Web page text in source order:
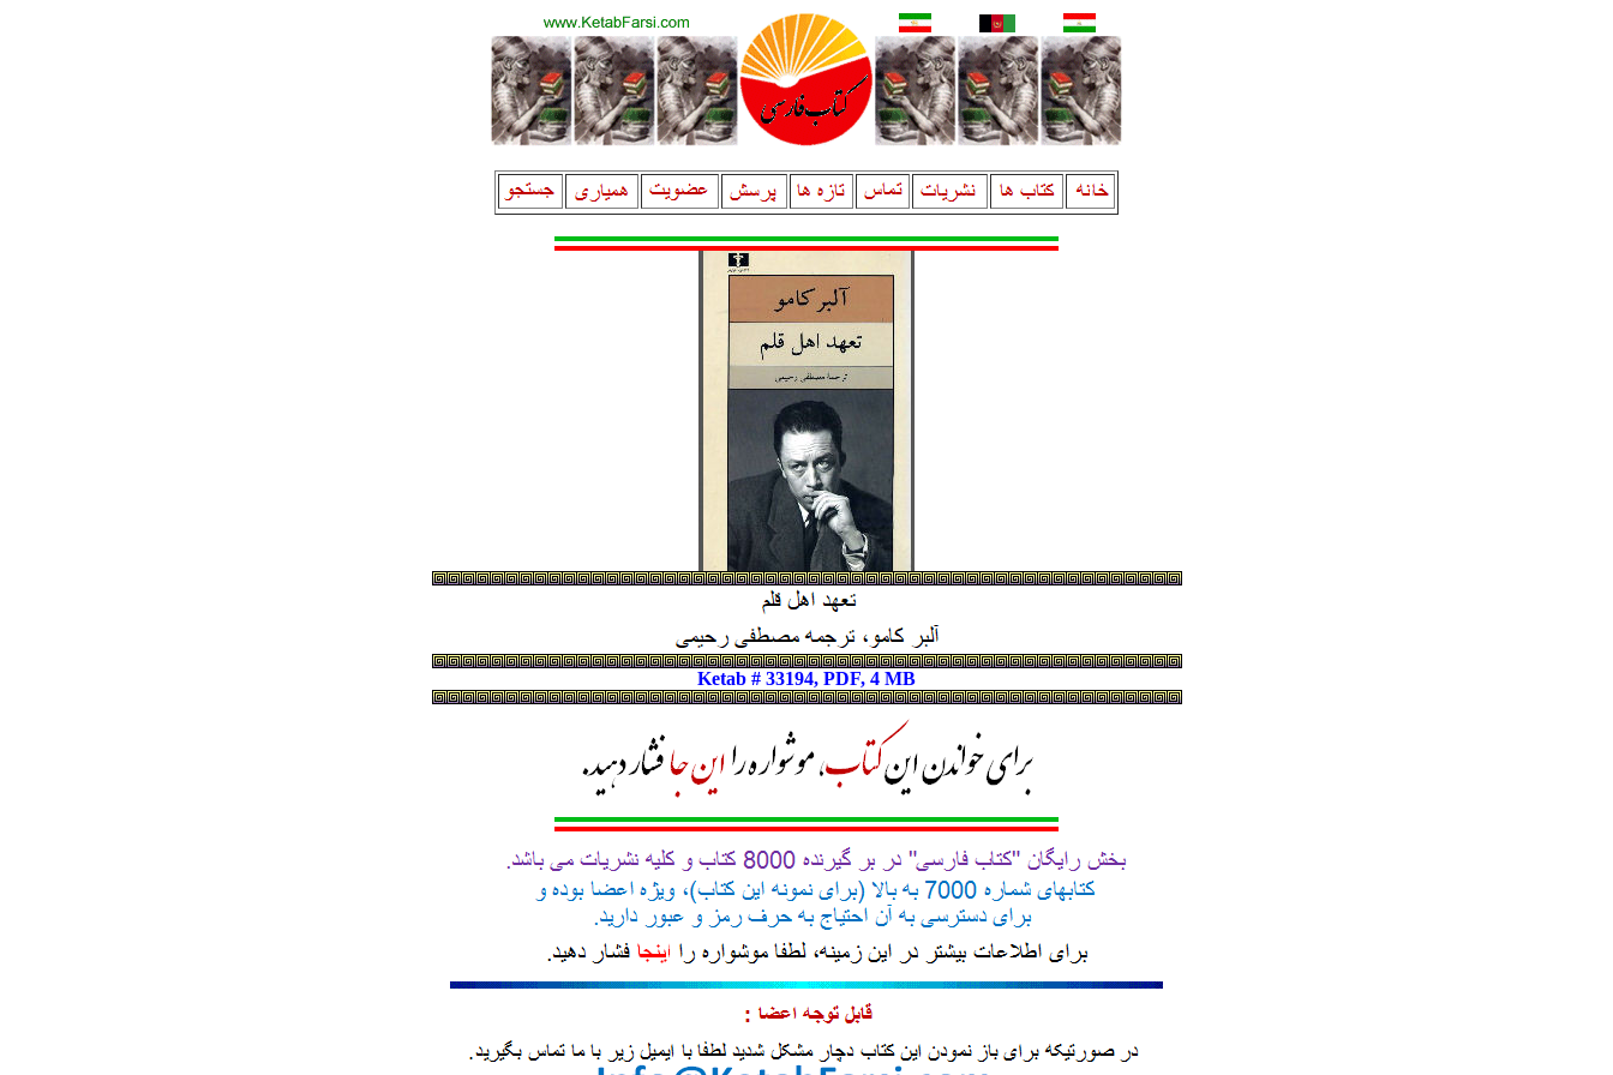
Ketab # 33194, PDF, 4 MB